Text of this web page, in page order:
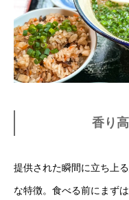
香り
提供された瞬間に立ち上
な特徴。食べる前にまず